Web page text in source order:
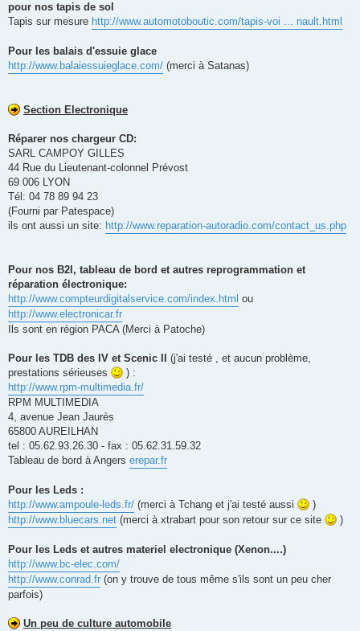
pour nos tapis de sol
Tapis sur mesure http://www.automotoboutic.com/tapis-voi ... nault.html
Pour les balais d'essuie glace
http://www.balaiessuieglace.com/ (merci à Satanas)
Section Electronique
Réparer nos chargeur CD:
SARL CAMPOY GILLES
44 Rue du Lieutenant-colonnel Prévost
69 006 LYON
Tél: 04 78 89 94 23
(Fourni par Patespace)
ils ont aussi un site: http://www.reparation-autoradio.com/contact_us.php
Pour nos B2I, tableau de bord et autres reprogrammation et
réparation électronique:
http://www.compteurdigitalservice.com/index.html ou
http://www.electronicar.fr
Ils sont en région PACA (Merci à Patoche)
Pour les TDB des IV et Scenic II (j'ai testé , et aucun problème,
prestations sérieuses
) :
http://www.rpm-multimedia.fr/
RPM MULTIMEDIA
4, avenue Jean Jaurès
65800 AUREILHAN
tel : 05.62.93.26.30 - fax : 05.62.31.59.32
Tableau de bord à Angers erepar.fr
Pour les Leds :
http://www.ampoule-leds.fr/ (merci à Tchang et j'ai testé aussi
)
http://www.bluecars.net (merci à xtrabart pour son retour sur ce site )
Pour les Leds et autres materiel electronique (Xenon....)
http://www.bc-elec.com/
http://www.conrad.fr (on y trouve de tous même s'ils sont un peu cher
parfois)
Un peu de culture automobile